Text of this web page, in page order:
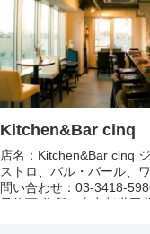
Kitchen&Bar cinq
店名：Kitchen&Bar cinq
ストロ、バル・バール、
問い合わせ：03-3418-
予約可 住所：東京都世田